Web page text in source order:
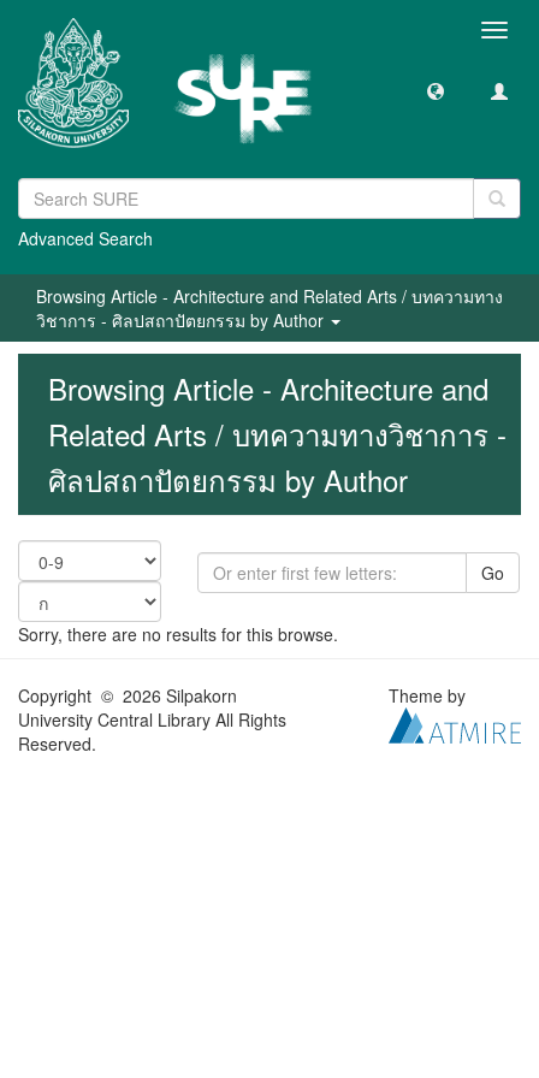
Advanced Search
Browsing Article - Architecture and Related Arts / บทความทาง
วิชาการ - ศิลปสถาปัตยกรรม by Author
Browsing Article - Architecture and
Related Arts / บทความทางวิชาการ -
ศิลปสถาปัตยกรรม by Author
Go
Sorry, there are no results for this browse.
Copyright © 2026 Silpakorn
University Central Library All Rights
Reserved.
Theme by